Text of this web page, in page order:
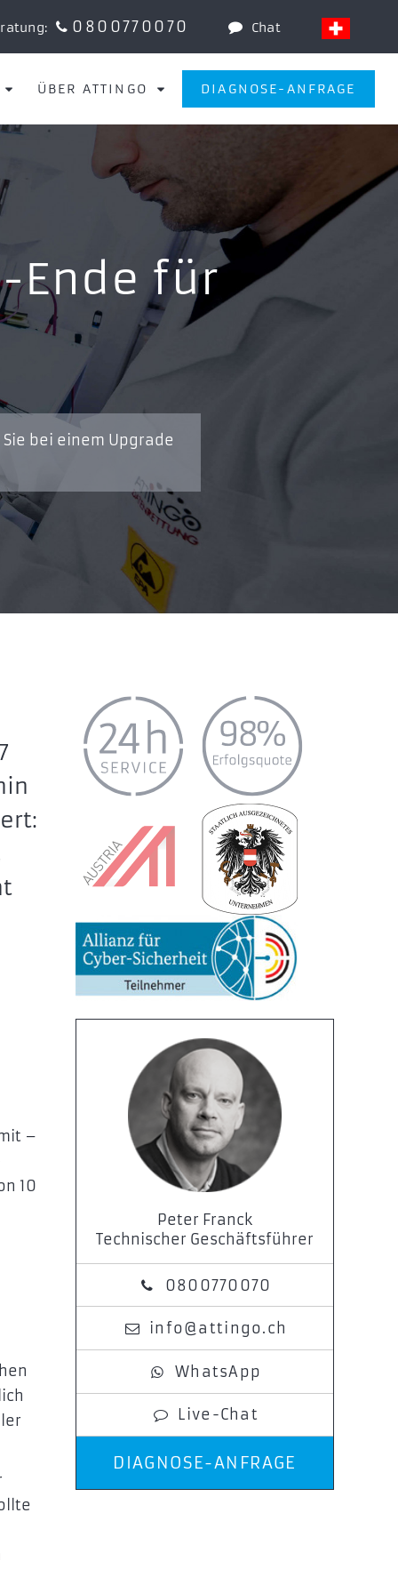
0800770070 Chat
ÜBER ATTINGO DIAGNOSE-ANFRAGE
Ende für
bei einem Upgrade
–
10
Peter Franck
Technischer Geschäftsführer
0800770070
info@attingo.ch
WhatsApp
Live-Chat
DIAGNOSE-ANFRAGE